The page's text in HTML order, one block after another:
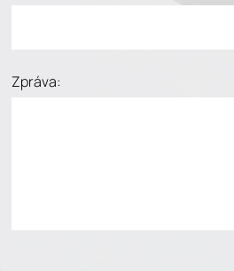
Zpráva: